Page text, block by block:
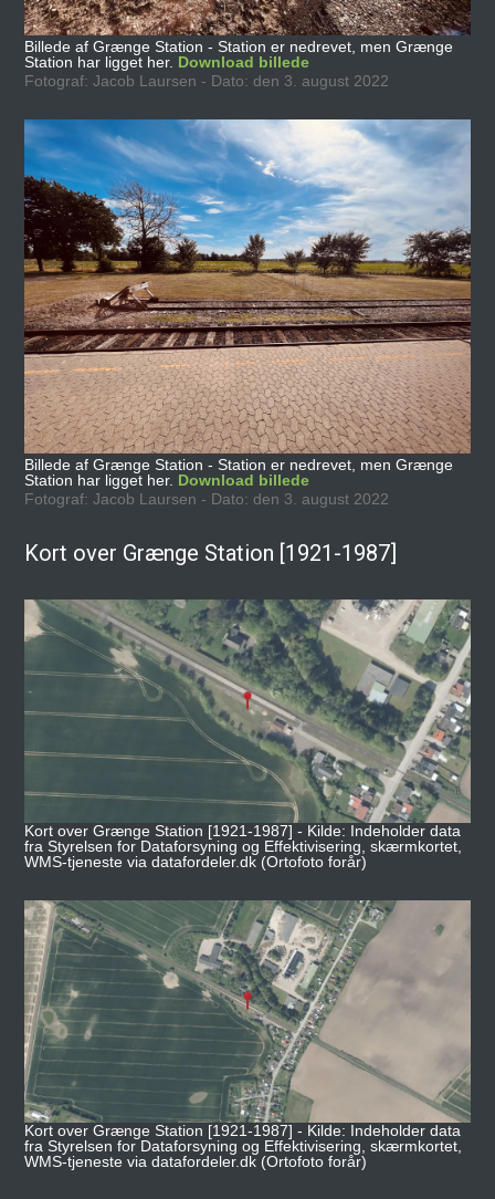
Billede af Grænge Station - Station er nedrevet, men Grænge
Station har ligget her. Download billede
Fotograf: Jacob Laursen - Dato: den 3. august 2022
Billede af Grænge Station - Station er nedrevet, men Grænge
Station har ligget her. Download billede
Fotograf: Jacob Laursen - Dato: den 3. august 2022
Kort over Grænge Station [1921-1987]
Kort over Grænge Station [1921-1987] - Kilde: Indeholder data
fra Styrelsen for Dataforsyning og Effektivisering, skærmkortet,
WMS-tjeneste via datafordeler.dk (Ortofoto forår)
Kort over Grænge Station [1921-1987] - Kilde: Indeholder data
fra Styrelsen for Dataforsyning og Effektivisering, skærmkortet,
WMS-tjeneste via datafordeler.dk (Ortofoto forår)